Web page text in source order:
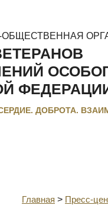
ОБЩЕСТВЕННАЯ
ДОБРОТА.
Главная > Пресс-